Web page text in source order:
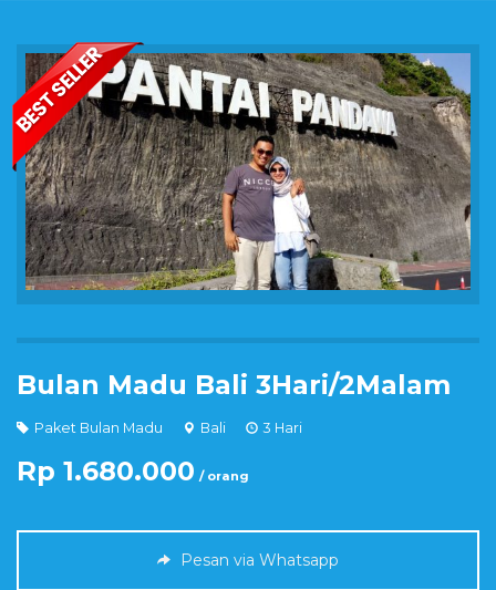
Bulan Madu Bali 3Hari/2Malam
Paket Bulan Madu Bali 3 Hari
Rp 1.680.000 / orang
Pesan via Whatsapp